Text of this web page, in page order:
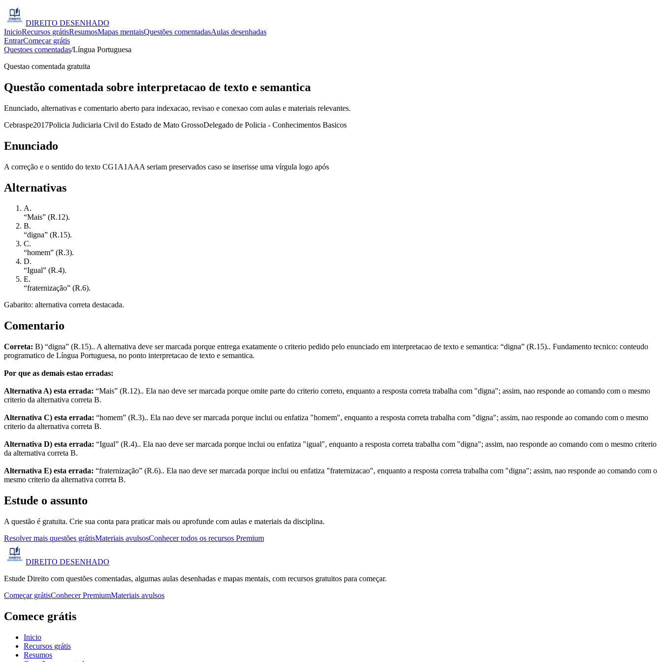
DIREITO DESENHADO
InicioRecursos grátisResumosMapas mentaisQuestões comentadasAulas desenhadas
EntrarComeçar grátis
Questoes comentadas/Língua Portuguesa
Questao comentada gratuita
Questão comentada sobre interpretacao de texto e semantica
Enunciado, alternativas e comentario aberto para indexacao, revisao e conexao com aulas e materiais relevantes.
Cebraspe2017Policia Judiciaria Civil do Estado de Mato GrossoDelegado de Policia - Conhecimentos Basicos
Enunciado
A correção e o sentido do texto CG1A1AAA seriam preservados caso se inserisse uma vírgula logo após
Alternativas
A.
“Mais” (R.12).
B.
“digna” (R.15).
C.
“homem” (R.3).
D.
“Igual” (R.4).
E.
“fraternização” (R.6).
Gabarito: alternativa correta destacada.
Comentario
Correta: B) “digna” (R.15).. A alternativa deve ser marcada porque entrega exatamente o criterio pedido pelo enunciado em interpretacao de texto e semantica: “digna” (R.15).. Fundamento tecnico: conteudo
programatico de Língua Portuguesa, no ponto interpretacao de texto e semantica.
Por que as demais estao erradas:
Alternativa A) esta errada: “Mais” (R.12).. Ela nao deve ser marcada porque omite parte do criterio correto, enquanto a resposta correta trabalha com "digna"; assim, nao responde ao comando com o mesmo
criterio da alternativa correta B.
Alternativa C) esta errada: “homem” (R.3).. Ela nao deve ser marcada porque inclui ou enfatiza "homem", enquanto a resposta correta trabalha com "digna"; assim, nao responde ao comando com o mesmo
criterio da alternativa correta B.
Alternativa D) esta errada: “Igual” (R.4).. Ela nao deve ser marcada porque inclui ou enfatiza "igual", enquanto a resposta correta trabalha com "digna"; assim, nao responde ao comando com o mesmo criterio
da alternativa correta B.
Alternativa E) esta errada: “fraternização” (R.6).. Ela nao deve ser marcada porque inclui ou enfatiza "fraternizacao", enquanto a resposta correta trabalha com "digna"; assim, nao responde ao comando com o
mesmo criterio da alternativa correta B.
Estude o assunto
A questão é gratuita. Crie sua conta para praticar mais ou aprofunde com aulas e materiais da disciplina.
Resolver mais questões grátisMateriais avulsosConhecer todos os recursos Premium
DIREITO DESENHADO
Estude Direito com questões comentadas, algumas aulas desenhadas e mapas mentais, com recursos gratuitos para começar.
Começar grátisConhecer PremiumMateriais avulsos
Comece grátis
Inicio
Recursos grátis
Resumos